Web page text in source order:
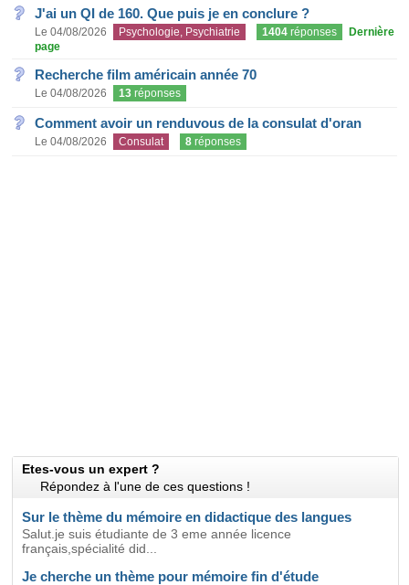
J'ai un QI de 160. Que puis je en conclure ?
Le 04/08/2026 Psychologie, Psychiatrie 1404 réponses
Dernière
page
Recherche film américain année 70
Le 04/08/2026 13 réponses
Comment avoir un renduvous de la consulat d'oran
Le 04/08/2026 Consulat 8 réponses
Etes-vous un expert ?
Répondez à l'une de ces questions !
Sur le thème du mémoire en didactique des langues
Salut.je suis étudiante de 3 eme année licence
français,spécialité did...
Je cherche un thème pour mémoire fin d'étude